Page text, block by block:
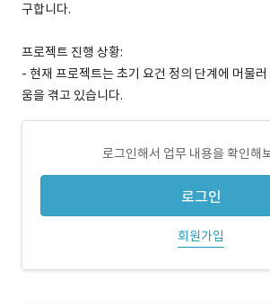
구합니다.
프로젝트 진행 상황:
- 현재 프로젝트는 초기 요건 정의 단계에 머물
움을 겪고 있습니다.
로그인해서 업무 내용을 확인해
로그인
회원가입